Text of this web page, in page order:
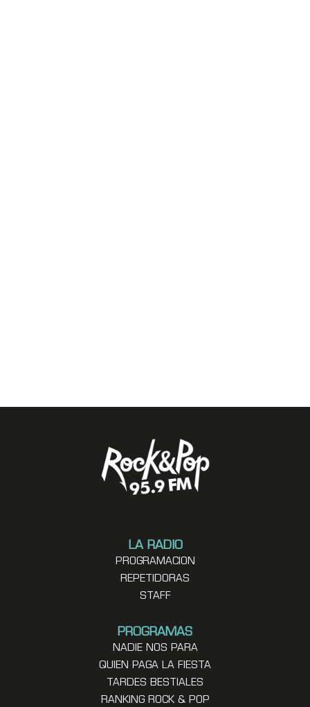
LA RADIO
PROGRAMACION
REPETIDORAS
STAFF
PROGRAMAS
NADIE NOS PARA
QUIEN PAGA LA FIESTA
TARDES BESTIALES
RANKING ROCK & POP